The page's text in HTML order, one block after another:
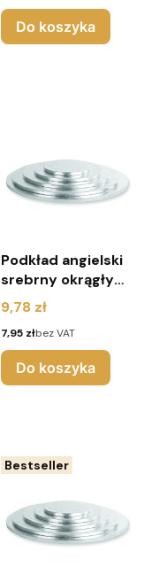
Do koszyka
Podkład angielski
srebrny okrągły
r.23
Cena
9,78 zł
Cena
7,95 złbez VAT
Do koszyka
Bestseller